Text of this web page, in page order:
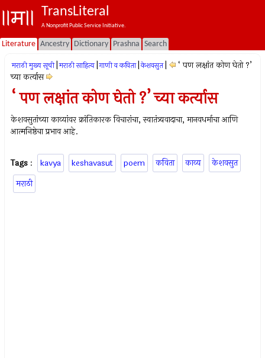
TransLiteral
A Nonprofit Public Service Initiative.
Literature Ancestry Dictionary Prashna Search
मराठी मुख्य सूची मराठी साहित्य गाणी व कविता केशवसुत
‘ पण लक्षांत कोण घेतो ?’
च्या कर्त्यास
‘ पण लक्षांत कोण घेतो ?’ च्या कर्त्यास
केशवसुतांच्या काव्यांवर क्रांतिकारक विचारांचा, स्वातंत्र्यवादाचा, मानवधर्माचा आणि
आत्मनिष्ठेचा प्रभाव आहे.
Tags : kavya keshavasut poem कविता काव्य
केशवसुत
मराठी